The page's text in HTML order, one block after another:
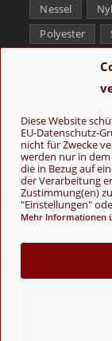
Diese Website
EU-Datenschutz-
nicht für Zwecke
werden nur in
die in Bezug auf
der Verarbeitung
Zustimmung(en)
"Einstellungen"
Mehr Informationen
Nessel
Polyester
Yak
Folge uns
©